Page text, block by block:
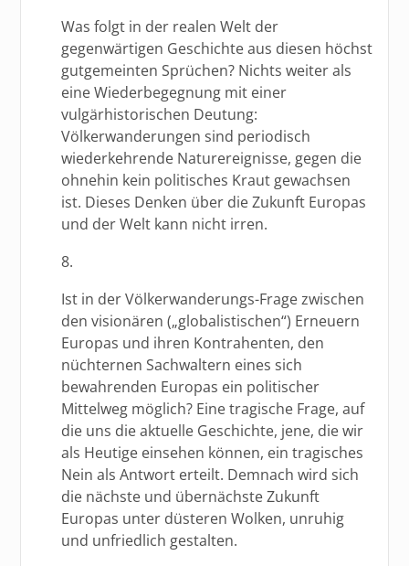
Was folgt in der realen Welt der
gegenwärtigen Geschichte aus diesen höchst
gutgemeinten Sprüchen? Nichts weiter als
eine Wiederbegegnung mit einer
vulgärhistorischen Deutung:
Völkerwanderungen sind periodisch
wiederkehrende Naturereignisse, gegen die
ohnehin kein politisches Kraut gewachsen
ist. Dieses Denken über die Zukunft Europas
und der Welt kann nicht irren.
8.
Ist in der Völkerwanderungs-Frage zwischen
den visionären („globalistischen“) Erneuern
Europas und ihren Kontrahenten, den
nüchternen Sachwaltern eines sich
bewahrenden Europas ein politischer
Mittelweg möglich? Eine tragische Frage, auf
die uns die aktuelle Geschichte, jene, die wir
als Heutige einsehen können, ein tragisches
Nein als Antwort erteilt. Demnach wird sich
die nächste und übernächste Zukunft
Europas unter düsteren Wolken, unruhig
und unfriedlich gestalten.